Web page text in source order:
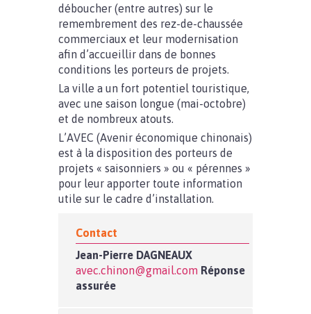
déboucher (entre autres) sur le
remembrement des rez-de-chaussée
commerciaux et leur modernisation
afin d’accueillir dans de bonnes
conditions les porteurs de projets.
La ville a un fort potentiel touristique,
avec une saison longue (mai-octobre)
et de nombreux atouts.
L’AVEC (Avenir économique chinonais)
est à la disposition des porteurs de
projets « saisonniers » ou « pérennes »
pour leur apporter toute information
utile sur le cadre d’installation.
Contact
Jean-Pierre DAGNEAUX
avec.chinon@gmail.com Réponse
assurée